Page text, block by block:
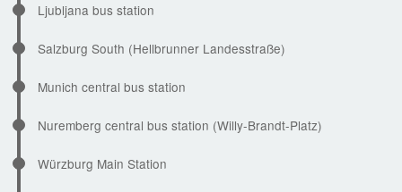
Ljubljana bus station
Salzburg South (Hellbrunner Landesstraße)
Munich central bus station
Nuremberg central bus station (Willy-Brandt-Platz)
Würzburg Main Station